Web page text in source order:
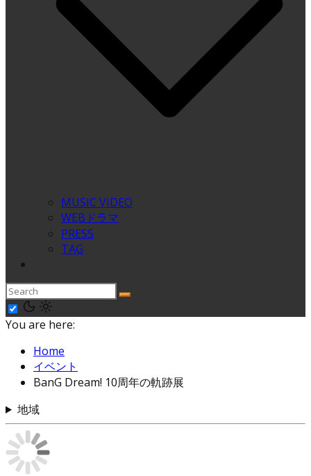
MUSIC VIDEO
WEBドラマ
PRESS
TAG
You are here:
Home
イベント
BanG Dream! 10周年の軌跡展
地域